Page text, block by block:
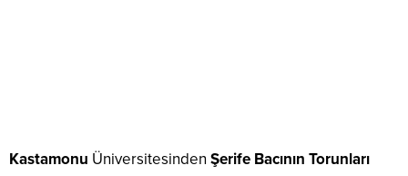
Kastamonu Üniversitesinden Şerife Bacının Torunları